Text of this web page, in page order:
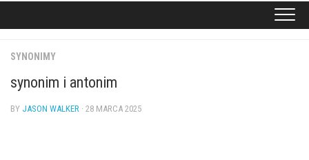
SYNONIMY
synonim i antonim
BY JASON WALKER · 28 MARCA 2025